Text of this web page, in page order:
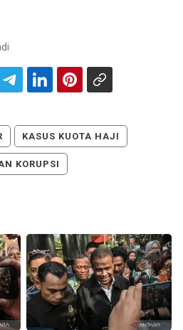
KASUS KUOTA HAJI
KORUPSI